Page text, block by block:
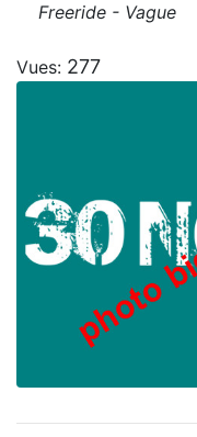
Freeride - Vague
Vues: 277